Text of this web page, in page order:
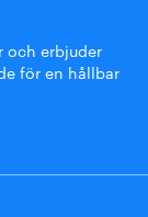
och erbjuder
för en hållbar